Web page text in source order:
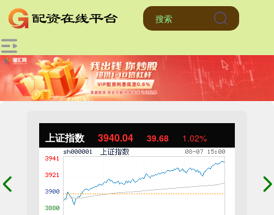
上证指数 3940.04 39.68 1.02%